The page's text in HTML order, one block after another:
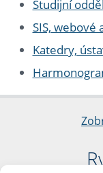
Studijní
SIS, webové
Katedry,